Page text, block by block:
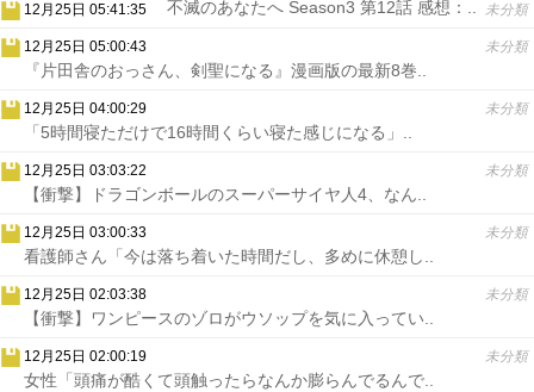
12月25日 05:41:35 未分類
不滅のあなたへ Season3 第12話 感想：..
12月25日 05:00:43 未分類
『片田舎のおっさん、剣聖になる』漫画版の最新8巻..
12月25日 04:00:29 未分類
「5時間寝ただけで16時間くらい寝た感じになる」..
12月25日 03:03:22 未分類
【衝撃】ドラゴンボールのスーパーサイヤ人4、なん..
12月25日 03:00:33 未分類
看護師さん「今は落ち着いた時間だし、多めに休憩し..
12月25日 02:03:38 未分類
【衝撃】ワンピースのゾロがウソップを気に入ってい..
12月25日 02:00:19 未分類
女性「頭痛が酷くて頭触ったらなんか膨らんでるんで..